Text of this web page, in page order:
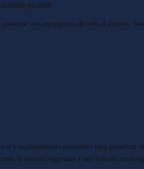
personal.
nos encargamos de todo el proceso.
y mantenimiento preventivo para garantizar
la máxima seguridad y una vida útil